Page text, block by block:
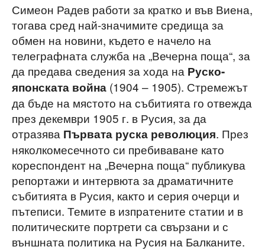
Симеон Радев работи за кратко и във Виена,
тогава сред най-значимите средища за
обмен на новини, където е начело на
телеграфната служба на „Вечерна поща“, за
да предава сведения за хода на Руско-
японската война (1904 – 1905). Стремежът
да бъде на мястото на събитията го отвежда
през декември 1905 г. в Русия, за да
отразява Първата руска революция. През
няколкомесечното си пребиваване като
кореспондент на „Вечерна поща“ публикува
репортажи и интервюта за драматичните
събитията в Русия, както и серия очерци и
пътеписи. Темите в изпратените статии и в
политическите портрети са свързани и с
външната политика на Русия на Балканите.